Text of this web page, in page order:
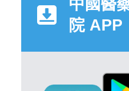
中國醫
院 APP